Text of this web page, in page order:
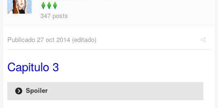
347 posts
Publicado 27 oct 2014 (editado)
Capitulo 3
Spoiler